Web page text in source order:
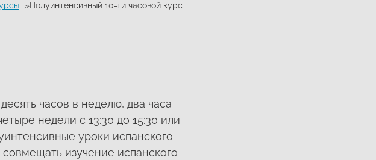
Полуинтенсивный 10-ти часовой курс
часов в неделю, два часа
недели с 13:30 до 15:30 или
уроки испанского
изучение испанского